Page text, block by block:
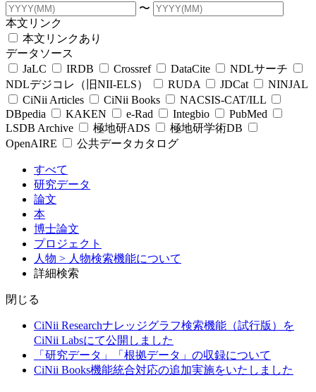
〜
本文リンク
本文リンクあり
データソース
JaLC
IRDB Crossref DataCite
NDLサーチ
NDLデジコレ（旧NII-ELS）
RUDA JDCat
NINJAL
CiNii Articles
CiNii Books
NACSIS-CAT/ILL
DBpedia
KAKEN e-Rad Integbio
PubMed
LSDB Archive
極地研ADS
極地研学術DB
OpenAIRE
公共データカタログ
すべて
研究データ
論文
本
博士論文
プロジェクト
人物 > 人物検索機能について
詳細検索
閉じる
CiNii Researchナレッジグラフ検索機能（試行版）を
CiNii Labsにて公開しました
「研究データ」「根拠データ」の収録について
CiNii Books機能統合対応の追加実施をいたしました